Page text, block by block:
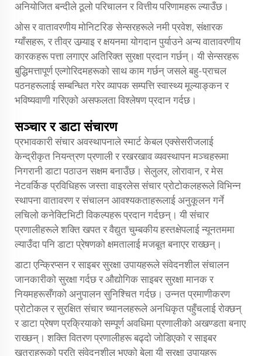
अनियोजित बन्दीले ठूलो परिचालन र वित्तीय परिणामहरू ल्याउँछ।
ओस र वातावरणीय मोनिटरिङ सेन्सरहरूले नमी प्रवेश, संक्षारक
ग्याँसहरू, र तीव्र उम्र्याइ र क्षयनमा योगदान पुर्याउने अन्य वातावरणीय
कारकहरू पत्ता लगाएर अतिरिक्त सुरक्षा प्रदान गर्छन्। यी सेन्सरहरू
बुद्धिमत्तापूर्ण एल्गोरिदमहरूको साथ काम गर्छन् जसले बहु-प्राचल
पठनहरूलाई सम्बन्धित गरेर व्यापक सम्पत्ति स्वास्थ्य मूल्याङ्कन र
भविष्यवाणी गरिएको असफलता विश्लेषण प्रदान गर्दछ।
सञ्चार र डाटा संचारण
प्रभावकारी संचार अवस्थापनाले स्मार्ट केबल एक्सेसरीजलाई
केन्द्रीकृत नियन्त्रण प्रणाली र रखरखाव व्यवस्थापन मञ्चहरूमा
निगरानी डाटा पठाउन सक्षम बनाउँछ। सेलुलर, लोरावान, र मेस
नेटवर्किङ प्रविधिहरू जस्ता वाइरलेस संचार प्रोटोकलहरूले विभिन्न
स्थापना वातावरण र संचालन आवश्यकताहरूलाई अनुकूलन गर्ने
लचिलो कनेक्टिभिटी विकल्पहरू प्रदान गर्दछन्। यी संचार
प्रणालीहरूले शक्ति खपत र वैद्युत चुम्बकीय हस्तक्षेपलाई न्यूनतममा
ल्याउँदा पनि डाटा प्रेषणको क्षमतालाई मजबूत बनाएर राख्छन्।
डाटा एन्क्रिप्सन र साइबर सुरक्षा उपायहरूले संवेदनशील संचालन
जानकारीको सुरक्षा गर्दछ र औद्योगिक साइबर सुरक्षा मानक र
नियमहरूसँगको अनुपालन सुनिश्चित गर्दछ। उन्नत प्रमाणीकरण
प्रोटोकल र सुरक्षित संचार च्यानलहरूले अनधिकृत पहुँचलाई रोक्छन्
र डाटा प्रेषण प्रक्रियाको सम्पूर्ण अवधिमा प्रणालीको अखण्डता बनाए
राख्छन्। शक्ति वितरण प्रणालीहरू बढ्दो जोडिएको र साइबर
खतराहरूको प्रति संवेदनशील भएको बेला यी सुरक्षा उपायहरू